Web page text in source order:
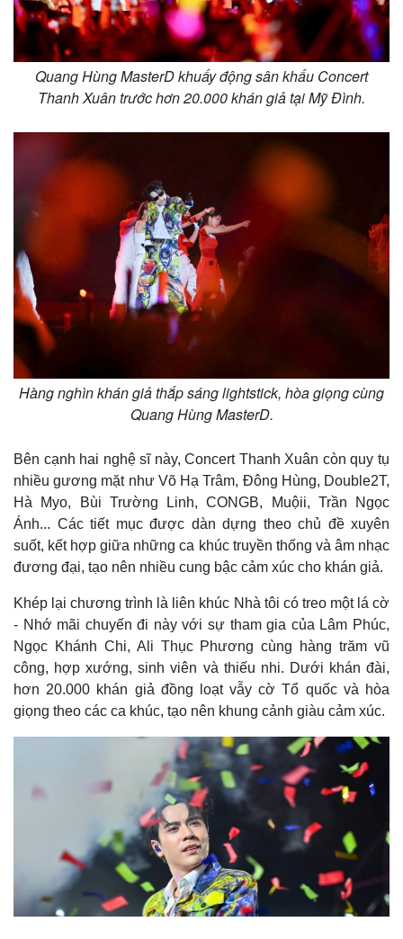
Tin nóng
Tư vấn luật
Việt Nam
Phân tích
Quang Hùng MasterD khuấy động sân khấu Concert
Thanh Xuân trước hơn 20.000 khán giả tại Mỹ Đình.
Hàng nghìn khán giả thắp sáng lightstick, hòa giọng cùng
Quang Hùng MasterD.
Bên cạnh hai nghệ sĩ này, Concert Thanh Xuân còn quy tụ
nhiều gương mặt như Võ Hạ Trâm, Đông Hùng, Double2T,
Hà Myo, Bùi Trường Linh, CONGB, Muộii, Trần Ngọc
Ánh... Các tiết mục được dàn dựng theo chủ đề xuyên
suốt, kết hợp giữa những ca khúc truyền thống và âm nhạc
đương đại, tạo nên nhiều cung bậc cảm xúc cho khán giả.
Khép lại chương trình là liên khúc Nhà tôi có treo một lá cờ
- Nhớ mãi chuyến đi này với sự tham gia của Lâm Phúc,
Ngọc Khánh Chi, Ali Thục Phương cùng hàng trăm vũ
công, hợp xướng, sinh viên và thiếu nhi. Dưới khán đài,
hơn 20.000 khán giả đồng loạt vẫy cờ Tổ quốc và hòa
giọng theo các ca khúc, tạo nên khung cảnh giàu cảm xúc.